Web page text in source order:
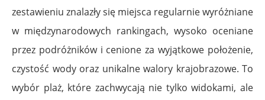
zestawieniu znalazły się miejsca regularnie wyróżniane
w międzynarodowych rankingach, wysoko oceniane
przez podróżników i cenione za wyjątkowe położenie,
czystość wody oraz unikalne walory krajobrazowe. To
wybór plaż, które zachwycają nie tylko widokami, ale